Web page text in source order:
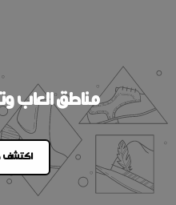
مناطق العاب
اكتشف